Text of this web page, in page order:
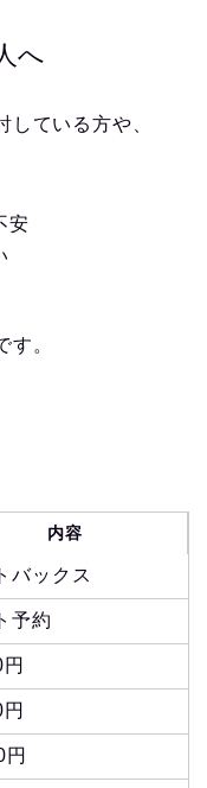
へ
している方や、
安
す。
内容
バックス
予約